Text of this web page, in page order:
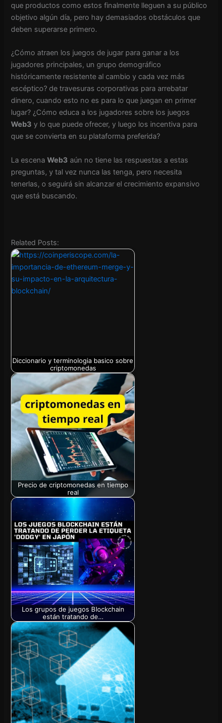
que productos como estos finalmente lleguen a su público
objetivo algún día, pero hay demasiados obstáculos que
deben superarse primero.
¿Cómo atraen los juegos de jugar para ganar a los
jugadores principales, un grupo demográfico
históricamente resistente al cambio y cada vez más
escéptico? de travesuras corporativas para arrebatar
dinero, cuando esto no es para lo que juegan en primer
lugar? ¿Cómo educa a los jugadores sobre los juegos
Web3 y lo que puede ofrecer, y luego los incentiva para
que se convierta en su plataforma preferida?
La escenaWeb3 aún no tiene las respuestas a estas
preguntas, y tal vez nunca las tenga, pero necesita
tenerlas, o seguirá sin alcanzar el crecimiento expansivo
que está buscando.
Related Posts:
Diccionario y terminologia basico sobre
criptomonedas
Precio de criptomonedas en tiempo
real
Los grupos de juegos Blockchain
están tratando de…